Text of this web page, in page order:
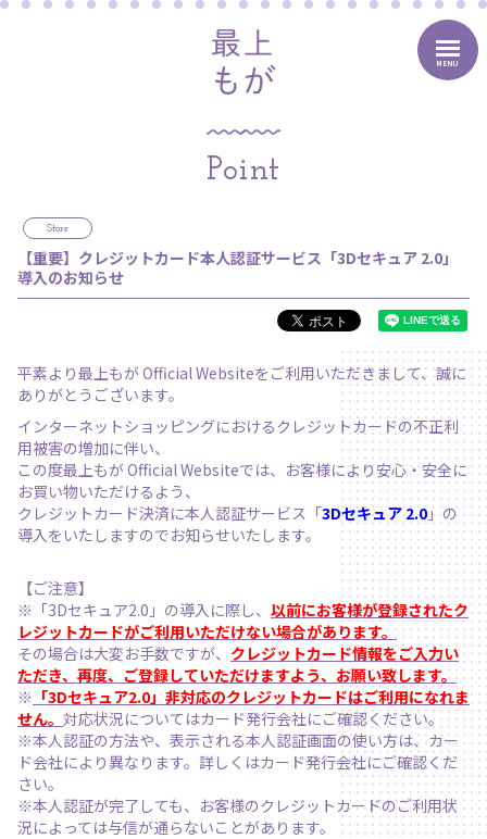
MENU
Point
Store
【重要】クレジットカード本人認証サービス「3Dセキュア 2.0」
導入のお知らせ
平素より最上もが Official Websiteをご利用いただきまして、誠に
ありがとうございます。
インターネットショッピングにおけるクレジットカードの不正利
用被害の増加に伴い、
この度最上もが Official Websiteでは、お客様により安心・安全に
お買い物いただけるよう、
クレジットカード決済に本人認証サービス「3Dセキュア 2.0 」の
導入をいたしますのでお知らせいたします。
【ご注意】
※「3Dセキュア2.0」の導入に際し、 以前にお客様が登録されたク
レジットカードがご利用いただけない場合があります。
その場合は大変お手数ですが、 クレジットカード情報をご入力い
ただき、再度、ご登録していただけますよう、お願い致します。
※ 「3Dセキュア2.0」非対応のクレジットカードはご利用になれま
せん。 対応状況についてはカード発行会社にご確認ください。
※本人認証の方法や、表示される本人認証画面の使い方は、カー
ド会社により異なります。詳しくはカード発行会社にご確認くだ
さい。
※本人認証が完了しても、お客様のクレジットカードのご利用状
況によっては与信が通らないことがあります。